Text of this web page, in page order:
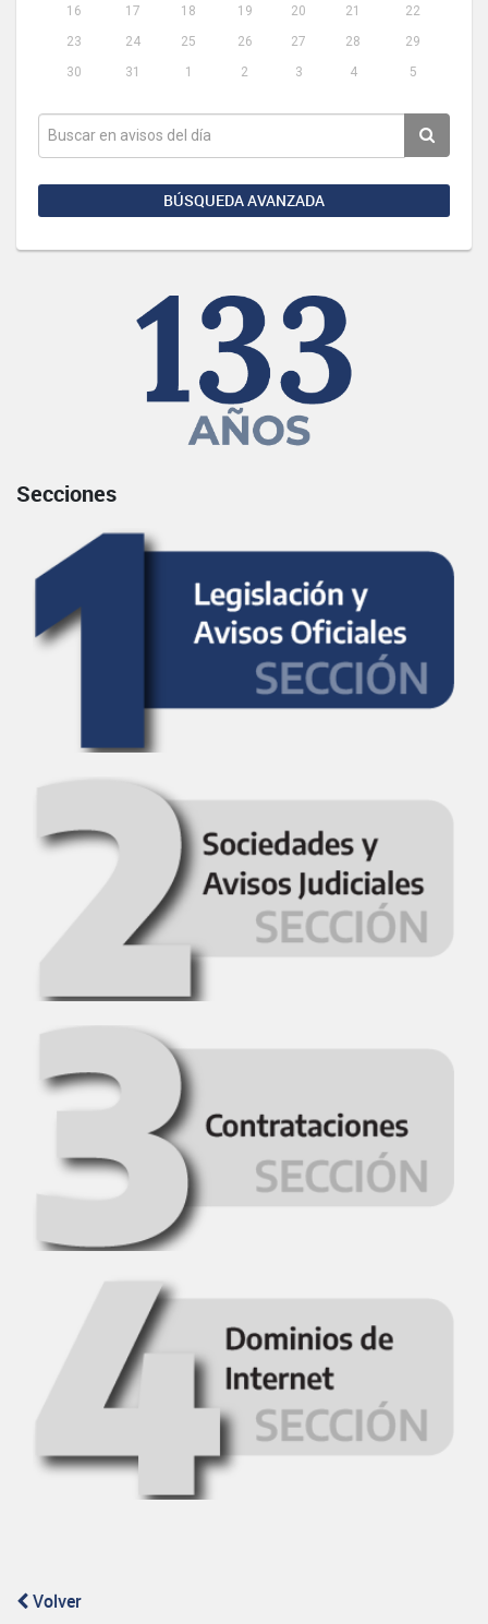
16
17 18 19 20 21
22
23
24 25 26 27 28
29
30
31 1 2 3 4 5
BÚSQUEDA AVANZADA
Secciones
Volver